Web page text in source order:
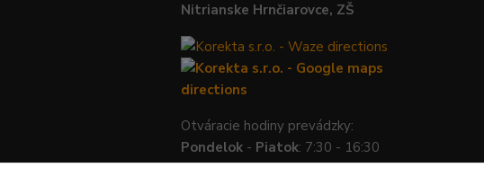
Nitrianske Hrnčiarovce, ZŠ
Otváracie hodiny prevádzky:
Pondelok - Piatok: 7:30 - 16:30